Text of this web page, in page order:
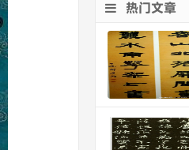
热门文章